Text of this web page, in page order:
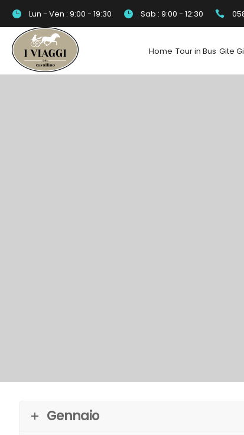
Lun - Ven : 9:00 - 19:30 Sab : 9:00 - 12:30
Home Tour in Bus Gite
Gennaio